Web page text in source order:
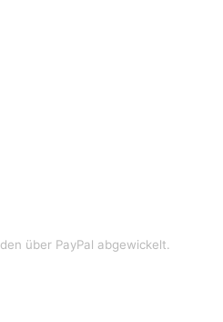
über PayPal abgewickelt.